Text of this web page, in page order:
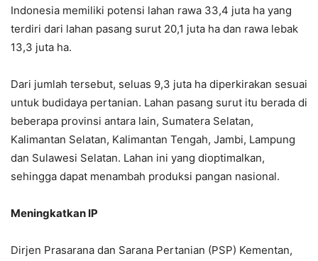
Indonesia memiliki potensi lahan rawa 33,4 juta ha yang
terdiri dari lahan pasang surut 20,1 juta ha dan rawa lebak
13,3 juta ha.
Dari jumlah tersebut, seluas 9,3 juta ha diperkirakan sesuai
untuk budidaya pertanian. Lahan pasang surut itu berada di
beberapa provinsi antara lain, Sumatera Selatan,
Kalimantan Selatan, Kalimantan Tengah, Jambi, Lampung
dan Sulawesi Selatan. Lahan ini yang dioptimalkan,
sehingga dapat menambah produksi pangan nasional.
Meningkatkan IP
Dirjen Prasarana dan Sarana Pertanian (PSP) Kementan,